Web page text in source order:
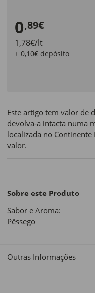
0,89€
1,78€/lt
+ 0,10€ depósito
Este artigo tem valor de
devolva‑a intacta numa
localizada no Continente
valor.
Sobre este Produto
Sabor e Aroma:
Pêssego
Outras Informações